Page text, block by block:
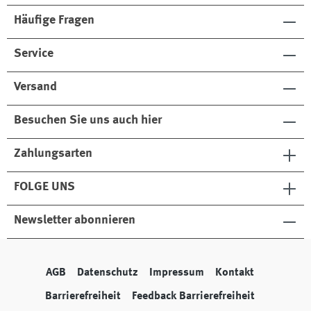
e
o
Häufige Fragen
Service
Versand
Besuchen Sie uns auch hier
Zahlungsarten
FOLGE UNS
Newsletter abonnieren
AGB Datenschutz Impressum Kontakt
Barrierefreiheit Feedback Barrierefreiheit